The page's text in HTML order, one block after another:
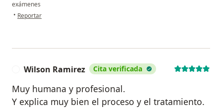
exámenes
• en opinión del usuario Adriana
Reportar
Wilson Ramirez Cita verificada
Muy humana y profesional.
Y explica muy bien el proceso y el tratamiento.